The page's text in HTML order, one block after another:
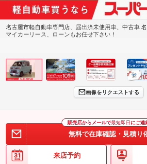
名古屋市軽自動車専門店、届出済未使用車、中古車
マイカーリース、ローンもお任せ下さい！
画像をリクエストする
販売店からメールで最短即日 にご連
無料で在庫確認・見積り
来店予約